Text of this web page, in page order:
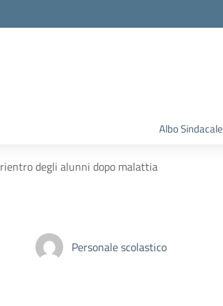
Albo Sindacale
degli alunni dopo malattia
Personale scolastico